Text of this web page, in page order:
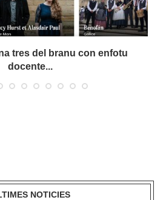
tres del branu con enfotu
docente...
NOTICIES